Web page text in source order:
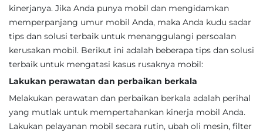
kinerjanya. Jika Anda punya mobil dan mengidamkan
memperpanjang umur mobil Anda, maka Anda kudu sadar
tips dan solusi terbaik untuk menanggulangi persoalan
kerusakan mobil. Berikut ini adalah beberapa tips dan solusi
terbaik untuk mengatasi kasus rusaknya mobil:
Lakukan perawatan dan perbaikan berkala
Melakukan perawatan dan perbaikan berkala adalah perihal
yang mutlak untuk mempertahankan kinerja mobil Anda.
Lakukan pelayanan mobil secara rutin, ubah oli mesin, filter